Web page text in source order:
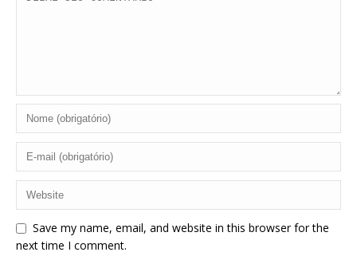
Save my name, email, and website in this browser for the
next time I comment.